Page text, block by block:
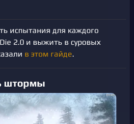
испытания для каждого
2.0 и выжить в суровых
в этом гайде.
штормы